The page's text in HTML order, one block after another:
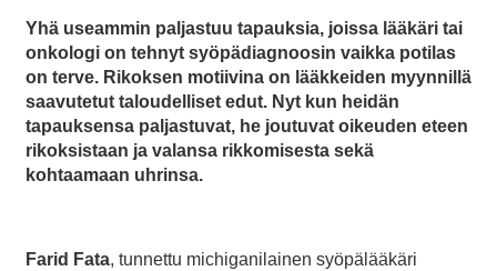
Yhä useammin paljastuu tapauksia, joissa lääkäri tai
onkologi on tehnyt syöpädiagnoosin vaikka potilas
on terve. Rikoksen motiivina on lääkkeiden myynnillä
saavutetut taloudelliset edut. Nyt kun heidän
tapauksensa paljastuvat, he joutuvat oikeuden eteen
rikoksistaan ja valansa rikkomisesta sekä
kohtaamaan uhrinsa.
Farid Fata, tunnettu michiganilainen syöpälääkäri